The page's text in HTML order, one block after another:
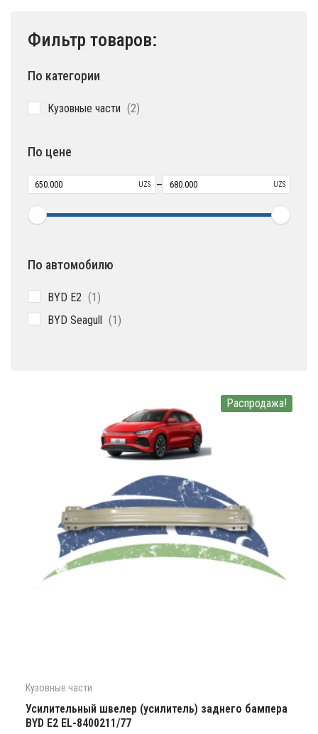
Фильтр товаров:
По категории
Кузовные части 22
По цене
UZS – UZS
По автомобилю
BYD E2 11
BYD Seagull 11
Распродажа!
Кузовные части
Усилительный швелер (усилитель) заднего бампера
BYD E2 EL-8400211/77